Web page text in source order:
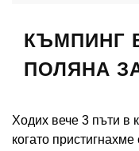
КЪМПИНГ
ПОЛЯНА
Ходих вече 3 пъти в
когато